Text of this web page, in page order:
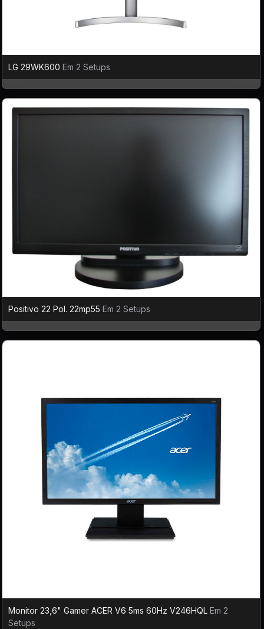
LG 29WK600 Em 2 Setups
Positivo 22 Pol. 22mp55 Em 2 Setups
Monitor 23,6" Gamer ACER V6 5ms 60Hz V246HQL Em 2
Setups